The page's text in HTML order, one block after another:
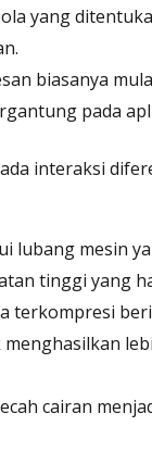
yang
biasanya
pada
interaksi
lubang mesin
tinggi yang
terkompresi
cairan